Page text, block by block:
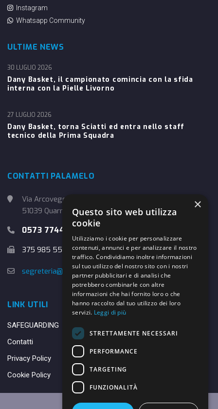
Instagram
Whatsapp Community
ULTIME NEWS
Dany Basket, il campionato comincia con la sfida
interna con la Pielle Livorno
30 LUGLIO 2026
Dany Basket, torna Sciatti ed entra nello staff
tecnico della Prima Squadra
27 LUGLIO 2026
CONTATTI PALAMELO
Via Arcoveggio, 4
51039 Quarrata (PT)
0573 774457
375 985 5526
segreteria@danybasket.it
LINK UTILI
SAFEGUARDING
Contatti
Privacy Policy
Cookie Policy
×
Questo sito web utilizza
cookie
Utilizziamo i cookie per personalizzare
contenuti, annunci e per analizzare il nostro
traffico. Condividiamo inoltre informazioni
sul tuo utilizzo del nostro sito con i nostri
partner pubblicitari e di analisi che
potrebbero combinarle con altre
informazioni che hai fornito loro o che
hanno raccolto dal tuo utilizzo dei loro
servizi. Leggi di più
STRETTAMENTE NECESSARI
PERFORMANCE
TARGETING
FUNZIONALITÀ